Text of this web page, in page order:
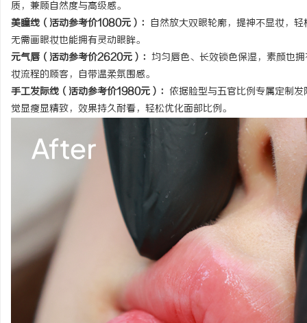
质，兼顾自然度与高级感。
美瞳线（活动参考价1080元）：
自然放大双眼轮廓，提神不显妆，
无需画眼妆也能拥有灵动眼眸。
元气唇（活动参考价2620元）： 均匀唇色、长效锁色保湿，素颜也
妆流程的顾客，自带温柔氛围感。
手工发际线（活动参考价1980元）： 依据脸型与五官比例专属定制
觉显瘦显精致，效果持久耐看，轻松优化面部比例。